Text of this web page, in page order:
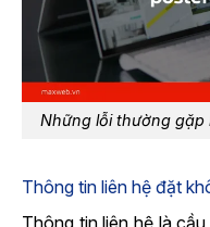
Những lỗi thường gặp
Thông tin liên hệ đặt
Thông tin liên hệ là